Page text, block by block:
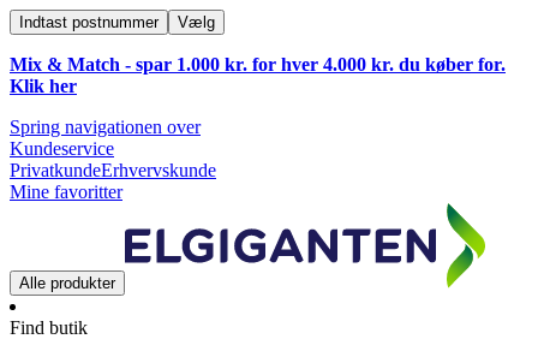
Indtast postnummer Vælg
Mix & Match - spar 1.000 kr. for hver 4.000 kr. du køber for.
Klik her
Spring navigationen over
Kundeservice
PrivatkundeErhvervskunde
Mine favoritter
Alle produkter
Find butik